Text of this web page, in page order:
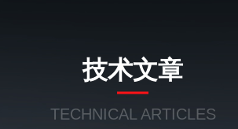
技术文章
TECHNICAL ARTICLES